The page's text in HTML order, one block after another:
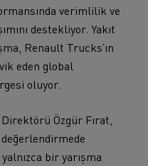
verimlilik ve
destekliyor. Yakıt
Renault Trucks’ın
eden global
oluyor.
Özgür Fırat,
bir yarışma